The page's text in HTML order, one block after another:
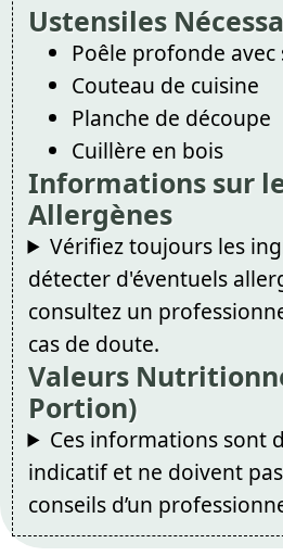
Ustensiles
Poêle profonde avec
Couteau de cuisine
Planche de découpe
Cuillère en bois
Informations sur
Allergènes
Vérifiez toujours les
détecter d'éventuels
consultez un
cas de doute.
Valeurs
Portion)
Ces informations sont
indicatif et ne doivent
conseils d’un